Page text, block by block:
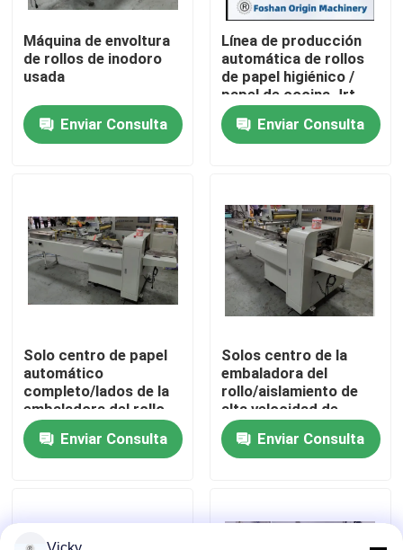
Productos
Sobre nosotros
Control de calidad
Noticias
Solicitar una cita
Cadena de producción del papel seda
Máquina de envoltura
de rollos de inodoro
usada
Enviar Consulta
Línea de producción
automática de rollos
de papel higiénico /
papel de cocina Jrt
Maxi Rewinding
MachineryEnviar Consulta
Solo centro de papel
automático
completo/lados de la
embaladora del rollo
que sellan alta
capacidadEnviar Consulta
Solos centro de la
embaladora del
rollo/aislamiento de
alta velocidad de
papel automáticos
completos de los
lados
Enviar Consulta